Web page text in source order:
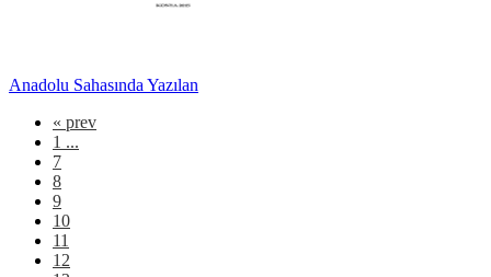
Anadolu Sahasında Yazılan
« prev
1 ...
7
8
9
10
11
12